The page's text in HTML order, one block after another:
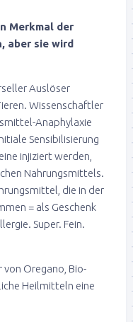
Merkmal der
aber sie wird
Auslöser
Wissenschaftler
Anaphylaxie
Sensibilisierung
injiziert werden,
Nahrungsmittels.
die in der
= als Geschenk
Super. Fein.
von Oregano, Bio-
Heilmitteln eine